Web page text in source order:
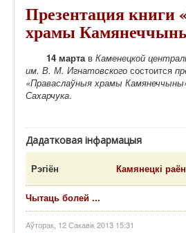
Презентация книги
храмы
14 марта в Каменецкой
им. В. М. Игнатовского состоится
«Праваслаўныя храмы
Сахарчука.
Дадатковая інфармацыя
Рэгіён Камянецкі раён
Чытаць болей ...
Аўторак, 12 Сакавік 2013 15:31